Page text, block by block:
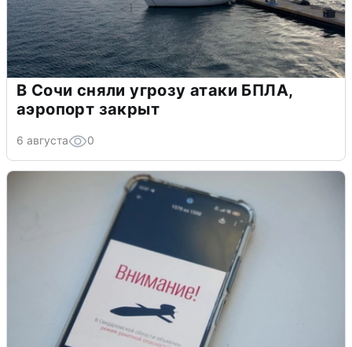
В Сочи сняли угрозу атаки БПЛА,
аэропорт закрыт
6 августа 0